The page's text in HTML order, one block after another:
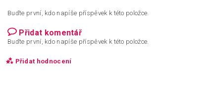
Buďte první, kdo napíše příspěvek k této položce.
Přidat komentář
Buďte první, kdo napíše příspěvek k této položce.
Přidat hodnocení